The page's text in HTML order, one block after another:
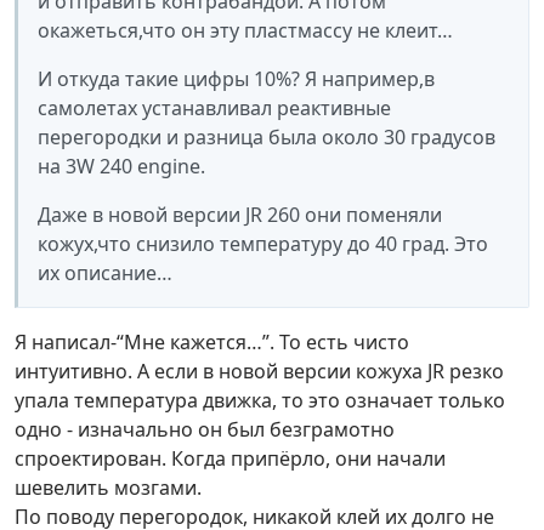
окажеться,что он эту пластмассу не клеит…
И откуда такие цифры 10%? Я например,в
самолетах устанавливал реактивные
перегородки и разница была около 30 градусов
на 3W 240 engine.
Даже в новой версии JR 260 они поменяли
кожух,что снизило температуру до 40 град. Это
их описание…
Я написал-“Мне кажется…”. То есть чисто
интуитивно. А если в новой версии кожуха JR резко
упала температура движка, то это означает только
одно - изначально он был безграмотно
спроектирован. Когда припёрло, они начали
шевелить мозгами.
По поводу перегородок, никакой клей их долго не